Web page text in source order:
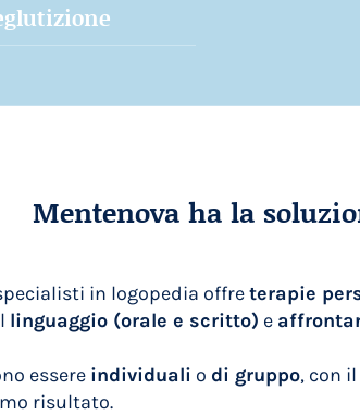
Mentenova ha la
in logopedia offreterapie
linguaggio (orale e scritto) e
essere individuali o di gruppo, con
risultato.